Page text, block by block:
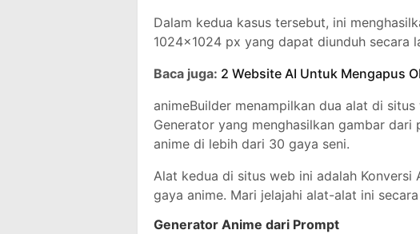
Dalam kedua kasus tersebut, ini
1024×1024 px yang dapat diunduh secara
Baca juga: 2 Website AI Untuk Mengapus
animeBuilder menampilkan dua alat di
Generator yang menghasilkan gambar
anime di lebih dari 30 gaya seni.
Alat kedua di situs web ini adalah Konversi
gaya anime. Mari jelajahi alat-alat ini
Generator Anime dari Prompt